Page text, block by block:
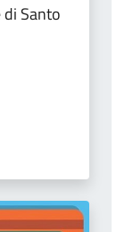
Santo